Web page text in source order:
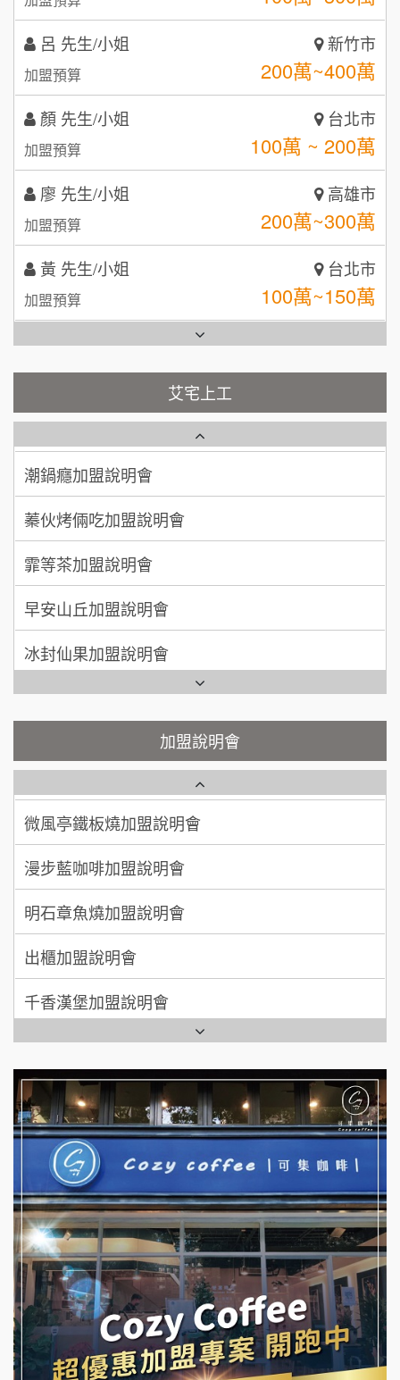
鼎威維修
7 88thai發發泰-泰式飯行家
8 呷尚寶
SHARE TEA歇腳亭
TEA TOP台灣第一味
加盟預算
顏 先生/小姐 台北市
加盟預算 100萬 ~ 200萬
廖 先生/小姐 高雄市
加盟預算 200萬~300萬
黃 先生/小姐 台北市
加盟預算 100萬~150萬
林 先生/小姐 屏東縣
加盟預算 100萬 ~ 200萬
吳 先生/小姐 屏東縣
加盟預算 100萬~200萬
周 先生/小姐 台北
加盟預算 100萬 ~150萬
徐 先生/小姐 新北市
加盟預算
何 先生/小姐
加盟預算
呂 先生/小姐
200萬~400萬
顏 先生/小姐 台北市
廖 先生/小姐 高雄市
加盟預算
艾宅上工
【曉妍美妝】誠徵行政櫃檯
自助洗衣店誠徵代洗收送人員(台中市)
MUSHEN徵SPA美容芳療師
日十。早午食加盟說明會
拾鑶火鍋加盟說明會
全家加盟說明會
彭富貴加盟說明會
NU PASTA義大利麵加盟說明會
潮鍋癮加盟說明會
蓁伙烤倆吃加盟說明會
霏等茶加盟說明會
早安山丘加盟說明會
冰封仙果加盟說明會
Ramble Café 漫步藍咖啡加盟說明會
微風亭鐵板燒加盟說明會
【曉妍美妝】誠徵行政櫃檯
自助洗衣店誠徵代洗收送人員(台中市)
MUSHEN徵SPA美容芳療師
日十。早午食加盟說明會
拾鑶火鍋加盟說明會
全家加盟說明會
台灣G湯加盟說明會
彭富貴加盟說明會
NU PASTA義大利麵加盟說明會
潮鍋癮加盟說明會
蓁伙烤倆吃加盟說明會
霏等茶加盟說明會
早安山丘加盟說明會
加盟說明會
藍象廷泰式火鍋加盟說明會
日十。早午食加盟說明會
上宇林加盟說明會
莫尼早餐Morni加盟說明會
手作功夫茶加盟說明會
SHARE TEA歇腳亭加盟說明會
潮味決-湯滷專門店加盟說明會
鬍子茶加盟說明會
鮮茶道加盟說明會
微風亭鐵板燒加盟說明會
漫步藍咖啡加盟說明會
明石章魚燒加盟說明會
出櫃加盟說明會
千香漢堡加盟說明會
七盞茶加盟說明會
拉亞漢堡加盟說明會
杜芳子古味茶鋪加盟說明會
優握握×酸奶大獅加盟說明會
冬城門加盟說明會
拾鑶火鍋加盟說明會
阿性情趣無人販售所加盟明會
龍涎居好湯加盟說明會